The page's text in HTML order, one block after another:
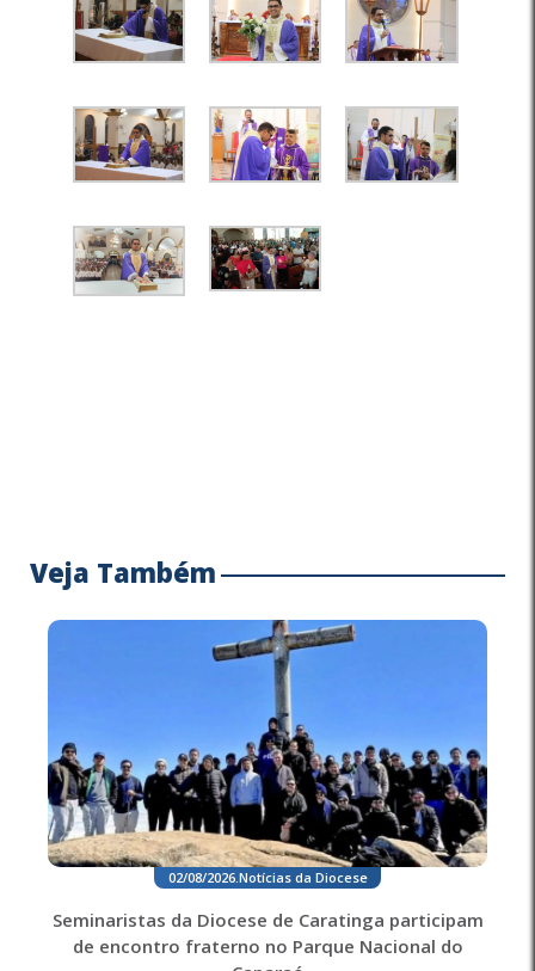
Veja Também
02/08/2026.Notícias da Diocese
Seminaristas da Diocese de Caratinga participam
de encontro fraterno no Parque Nacional do